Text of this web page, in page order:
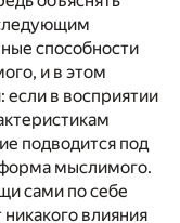
способности
и в этом
в восприятии
подводится под
форма мыслимого.
сами по себе
влияния